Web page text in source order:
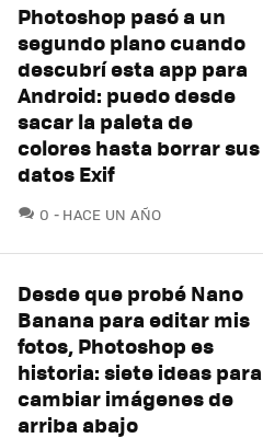
Photoshop pasó a un
segundo plano cuando
descubrí esta app para
Android: puedo desde
sacar la paleta de
colores hasta borrar sus
datos Exif
0 COMENTARIOS
HACE UN AÑO
Desde que probé Nano
Banana para editar mis
fotos, Photoshop es
historia: siete ideas para
cambiar imágenes de
arriba abajo